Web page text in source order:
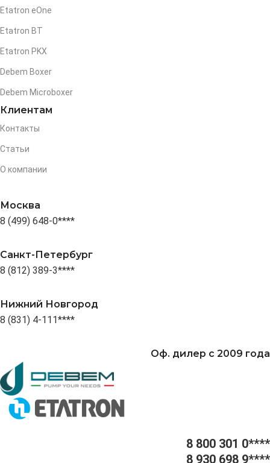
Etatron eOne
Etatron BT
Etatron PKX
Debem Boxer
Debem Microboxer
Клиентам
Контакты
Статьи
О компании
Москва
8 (499) 648-0****
Санкт-Петербург
8 (812) 389-3****
Нижний Новгород
8 (831) 4-111****
Оф. дилер с 2009 года
8 800 301 0****
8 930 698 9****